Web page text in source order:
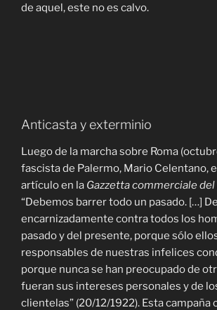
de aquel, este no es calvo.
Anticasta y exterminio
Luego de la marcha sobre Roma
fascista de Palermo, Mario Celentano,
artículo en la Gazzetta commerciale
“Debemos barrer todo un pasado. […]
encarnizadamente contra todos los
pasado y del presente, porque sólo
responsables de nuestras infelices
porque nunca se han preocupado de
fueran sus intereses personales y de
clientelas” (20/12/1922). Esta campaña